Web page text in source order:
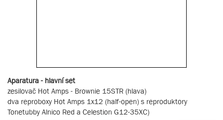
Aparatura - hlavní set
zesilovač Hot Amps - Brownie 15STR (hlava)
dva reproboxy Hot Amps 1x12 (half-open) s reproduktory
Tonetubby Alnico Red a Celestion G12-35XC)